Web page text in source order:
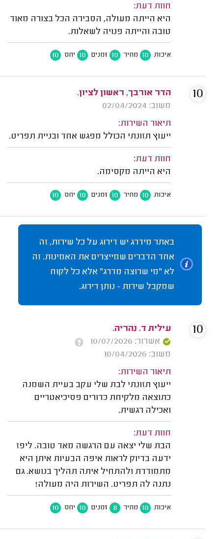
חוות דעת:
היא הייתה מעולה, הסבירה הכל בצורה מאוד
טובה והייתה פנויה לשאלות.
איכות 10 מחיר 10 זמנים 10 יחס 10
הדר אורבך, ראשון לציון.
משוב: 02/04/2024
תיאור השירות:
ייעוץ תזונתי הכולל מפגש אחד ובניית תפריט.
חוות דעת:
היא הייתה מקסימה.
איכות 10 מחיר 10 זמנים 10 יחס 10
10
באתר מידרג יש דירוג על כל שירות, זה
אחד הדברים שמייצרים את האמינות. זה
לא "מי שרוצה מדרג" אלא כל לקוח
שמקבל שירות - נותן דירוג.
עילית ד. נהריה.
אשרור: 10/07/2026
משוב: 10/04/2026
תיאור השירות:
ייעוץ תזונתי לבת שלי עקב בעיית השמנה
כתוצאה מלקיחת כדורים פסיכיאטריים
ואכילה רגשית.
חוות דעת:
הבת שלי יצאה עם הרגשה מאד טובה. ליפז
ידעה בדיוק לראות איפה הבעיות איתן היא
מתמודדת ולהתחיל איתה תהליך בנושא. גם
נתנה לה תפריט. השירות היה מעולה!
איכות 10 מחיר 8 זמנים 10 יחס 10
10